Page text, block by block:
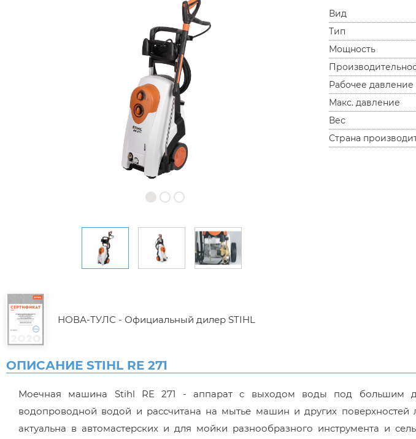
НОВА-ТУЛС - Официальный дилер STIHL
Вид
Тип
Мощность
Рабочее давление
Макс. давление
Вес
Страна
ОПИСАНИЕ STIHL RE 271
Моечная машина Stihl RE 271 - аппарат с выходом воды под большим
водопроводной водой и рассчитана на мытье машин и других
актуальна в автомастерских и для мойки разнообразного инструмента и